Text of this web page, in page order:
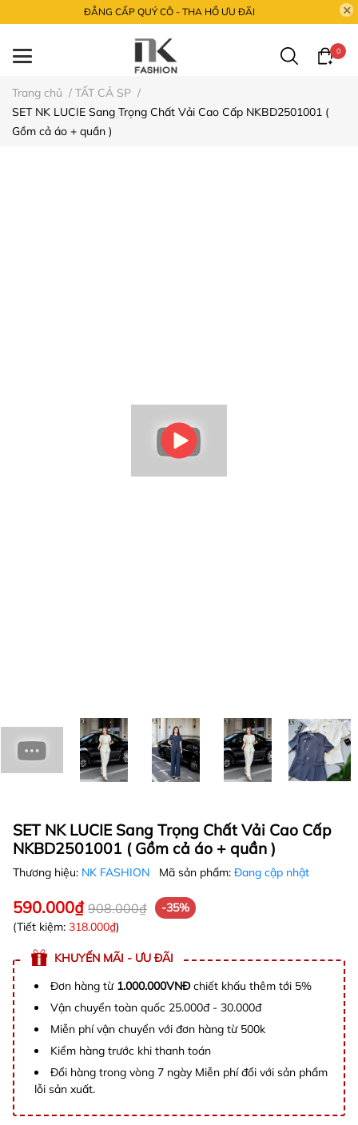
ĐẲNG CẤP QUÝ CÔ - THA HỒ ƯU ĐÃI
0
Trang chủ / TẤT CẢ SP /
SET NK LUCIE Sang Trọng Chất Vải Cao Cấp NKBD2501001 (
Gồm cả áo + quần )
SET NK LUCIE Sang Trọng Chất Vải Cao Cấp
NKBD2501001 ( Gồm cả áo + quần )
Thương hiệu: NK FASHION Mã sản phẩm: Đang cập nhật
590.000₫ 908.000₫
-35%
(Tiết kiệm: 318.000₫)
KHUYẾN MÃI - ƯU ĐÃI
Đơn hàng từ 1.000.000VNĐchiết khấu thêm tới 5%
Vận chuyển toàn quốc 25.000đ - 30.000đ
Miễn phí vận chuyển với đơn hàng từ 500k
Kiểm hàng trước khi thanh toán
Đổi hàng trong vòng 7 ngày Miễn phí đổi với sản phẩm
lỗi sản xuất.